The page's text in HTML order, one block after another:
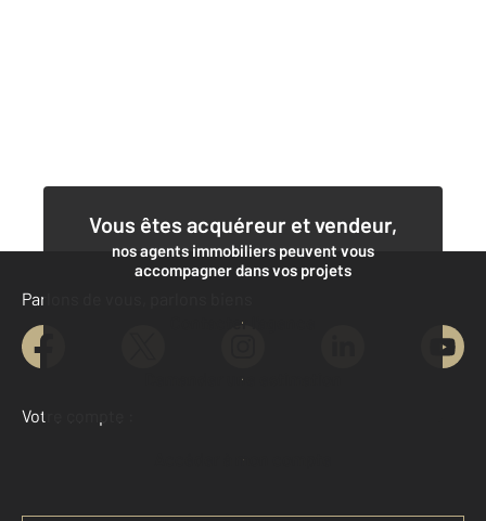
Vous êtes acquéreur et vendeur,
nos agents immobiliers peuvent vous
accompagner dans vos projets
Contacter l'agence
Demander une estimation
Parlons de vous, parlons biens
Votre compte :
Accéder à mon compte